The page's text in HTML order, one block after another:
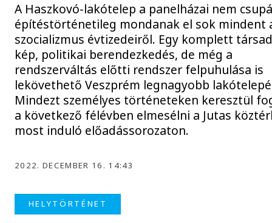
A Haszkovó-lakótelep a panelházai nem
építéstörténetileg mondanak el sok mindent
szocializmus évtizedeiről. Egy komplett
kép, politikai berendezkedés, de még a
rendszerváltás előtti rendszer felpuhulása is
lekövethető Veszprém legnagyobb
Mindezt személyes történeteken keresztül
a következő félévben elmesélni a Jutas
most induló előadássorozaton.
2022. DECEMBER 16. 14:43
HELYTÖRTÉNET